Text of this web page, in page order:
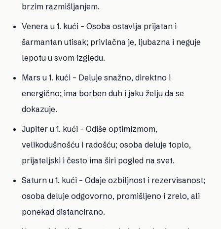
brzim razmišljanjem.
Venera u 1. kući – Osoba ostavlja prijatan i
šarmantan utisak; privlačna je, ljubazna i neguje
lepotu u svom izgledu.
Mars u 1. kući – Deluje snažno, direktno i
energično; ima borben duh i jaku želju da se
dokazuje.
Jupiter u 1. kući – Odiše optimizmom,
velikodušnošću i radošću; osoba deluje toplo,
prijateljski i često ima širi pogled na svet.
Saturn u 1. kući – Odaje ozbiljnost i rezervisanost;
osoba deluje odgovorno, promišljeno i zrelo, ali
ponekad distancirano.